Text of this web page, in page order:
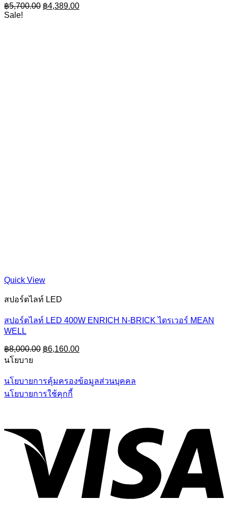
฿5,700.00 Original
฿4,389.00Current
Sale!
Quick View
สปอร์ตไลท์ LED
สปอร์ตไลท์ LED 400W ENRICH N-BRICK ไดรเวอร์ MEAN
WELL
฿8,000.00 Original
฿8,000.00.
฿6,160.00Current
฿6,160.00.
นโยบาย
นโยบายการคุ้มครองข้อมูลส่วนบุคคล
นโยบายการใช้คุกกี้